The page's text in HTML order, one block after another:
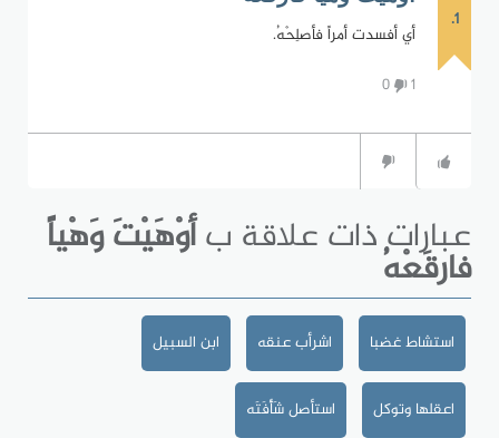
1.
أي أفسدت أمراً فأصلِحْهُ.
1
0
عبارات ذات علاقة بأوْهَيْتَ وَهْياً
فارقَعْهُ
استشاط غضبا اشرأب عنقه ابن السبيل
اعقلها وتوكل استأصل شَأْفَتَه